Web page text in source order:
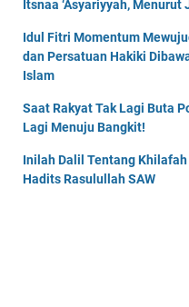
Itsnaa ‘Asyariyyah,
Idul Fitri Momentum
dan Persatuan Hakiki
Islam
Saat Rakyat Tak Lagi Buta
Lagi Menuju Bangkit!
Inilah Dalil Tentang
Hadits Rasulullah SAW